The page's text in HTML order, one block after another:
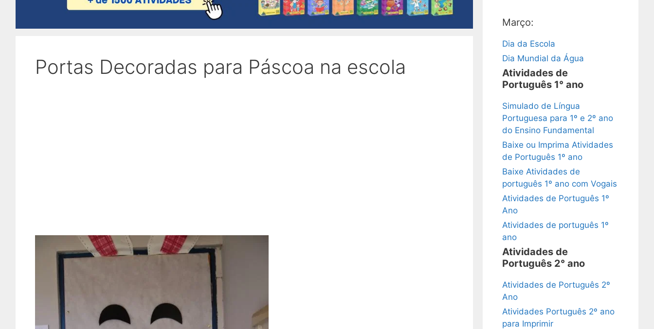
Portas Decoradas para Páscoa na escola
Março:
Dia da Escola
Dia Mundial da Água
Atividades de
Português 1° ano
Simulado de Língua
Portuguesa para 1º e 2º ano
do Ensino Fundamental
Baixe ou Imprima Atividades
de Português 1º ano
Baixe Atividades de
português 1º ano com Vogais
Atividades de Português 1º
Ano
Atividades de português 1º
ano
Atividades de
Português 2° ano
Atividades de Português 2º
Ano
Atividades Português 2º ano
para Imprimir